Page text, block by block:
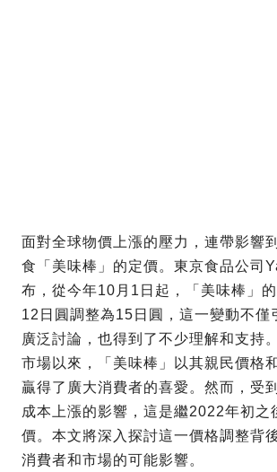
面對全球物價上漲的壓力，連帶影響
食「美味棒」的定價。東京食品公司
布，從今年10月1日起，「美味棒」
12日圓調整為15日圓，這一變動不僅
廣泛討論，也得到了不少理解和支持
市場以來，「美味棒」以其親民價格
贏得了廣大消費者的喜愛。然而，受
成本上漲的影響，這是繼2022年初之
價。本文將深入探討這一價格調整背
消費者和市場的可能影響。